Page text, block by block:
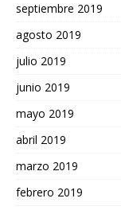
septiembre 2019
agosto 2019
julio 2019
junio 2019
mayo 2019
abril 2019
marzo 2019
febrero 2019